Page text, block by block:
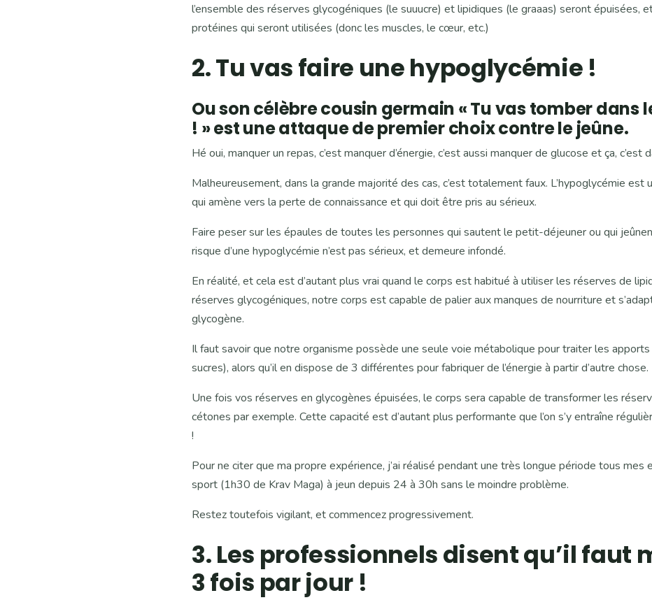
l’ensemble des réserves glycogéniques (le suuucre) et lipidiques (le graaas) seront épuisées,
protéines qui seront utilisées (donc les muscles, le cœur, etc.)
2. Tu vas faire une hypoglycémie !
Ou son célèbre cousin germain « Tu vas tomber dans
! » est une attaque de premier choix contre le jeûne.
Hé oui, manquer un repas, c’est manquer d’énergie, c’est aussi manquer de glucose et ça, c’est
Malheureusement, dans la grande majorité des cas, c’est totalement faux. L’hypoglycémie est
qui amène vers la perte de connaissance et qui doit être pris au sérieux.
Faire peser sur les épaules de toutes les personnes qui sautent le petit-déjeuner ou qui
risque d’une hypoglycémie n’est pas sérieux, et demeure infondé.
En réalité, et cela est d’autant plus vrai quand le corps est habitué à utiliser les réserves de
réserves glycogéniques, notre corps est capable de palier aux manques de nourriture et
glycogène.
Il faut savoir que notre organisme possède une seule voie métabolique pour traiter les apports
sucres), alors qu’il en dispose de 3 différentes pour fabriquer de l’énergie à partir d’autre chose.
Une fois vos réserves en glycogènes épuisées, le corps sera capable de transformer les
cétones par exemple. Cette capacité est d’autant plus performante que l’on s’y entraîne
!
Pour ne citer que ma propre expérience, j’ai réalisé pendant une très longue période tous mes
sport (1h30 de Krav Maga) à jeun depuis 24 à 30h sans le moindre problème.
Restez toutefois vigilant, et commencez progressivement.
3. Les professionnels disent qu’il faut
3 fois par jour !